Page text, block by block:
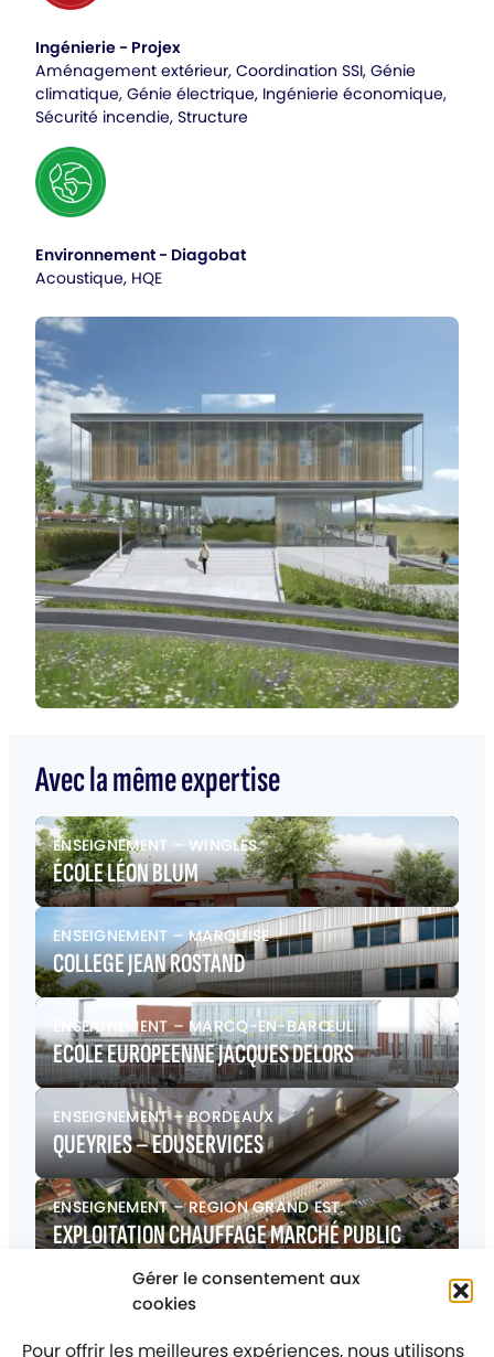
Gérer le consentement aux
cookies
Pour offrir les meilleures expériences, nous utilisons
Ingénierie - Projex
Aménagement extérieur, Coordination SSI, Génie
climatique, Génie électrique, Ingénierie économique,
Sécurité incendie, Structure
Environnement - Diagobat
Acoustique, HQE
Avec la même expertise
ENSEIGNEMENT –WINGLES
ÉCOLE LÉON BLUM
ENSEIGNEMENT –MARQUISE
COLLEGE JEAN ROSTAND
ENSEIGNEMENT–MARCQ-EN-BARŒUL
ECOLE EUROPEENNE JACQUES DELORS
ENSEIGNEMENT–BORDEAUX
QUEYRIES – EDUSERVICES
ENSEIGNEMENT–REGION GRAND EST
EXPLOITATION CHAUFFAGE MARCHÉ PUBLIC
ENSEIGNEMENT–MAUBEUGE